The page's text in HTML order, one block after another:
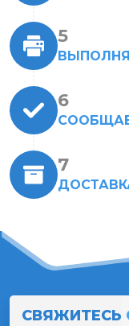
СВЯЖИТЕСЬ